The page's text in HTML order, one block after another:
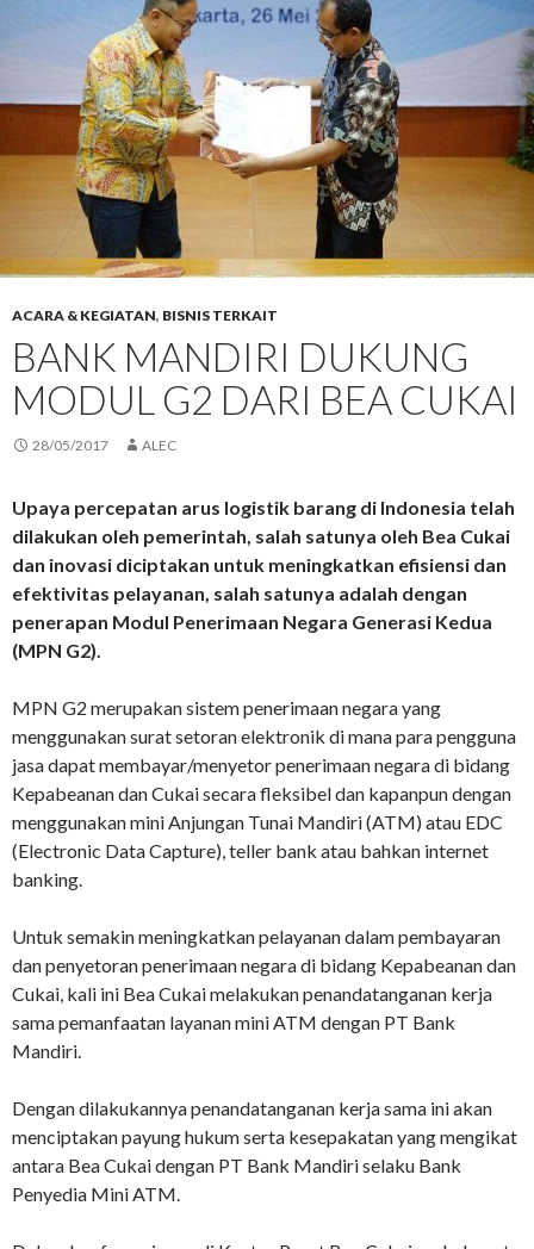
ACARA & KEGIATAN, BISNIS TERKAIT
BANK MANDIRI DUKUNG
MODUL G2 DARI BEA CUKAI
28/05/2017 ALEC
Upaya percepatan arus logistik barang di Indonesia telah
dilakukan oleh pemerintah, salah satunya oleh Bea Cukai
dan inovasi diciptakan untuk meningkatkan efisiensi dan
efektivitas pelayanan, salah satunya adalah dengan
penerapan Modul Penerimaan Negara Generasi Kedua
(MPN G2).
MPN G2 merupakan sistem penerimaan negara yang
menggunakan surat setoran elektronik di mana para pengguna
jasa dapat membayar/menyetor penerimaan negara di bidang
Kepabeanan dan Cukai secara fleksibel dan kapanpun dengan
menggunakan mini Anjungan Tunai Mandiri (ATM) atau EDC
(Electronic Data Capture), teller bank atau bahkan internet
banking.
Untuk semakin meningkatkan pelayanan dalam pembayaran
dan penyetoran penerimaan negara di bidang Kepabeanan dan
Cukai, kali ini Bea Cukai melakukan penandatanganan kerja
sama pemanfaatan layanan mini ATM dengan PT Bank
Mandiri.
Dengan dilakukannya penandatanganan kerja sama ini akan
menciptakan payung hukum serta kesepakatan yang mengikat
antara Bea Cukai dengan PT Bank Mandiri selaku Bank
Penyedia Mini ATM.